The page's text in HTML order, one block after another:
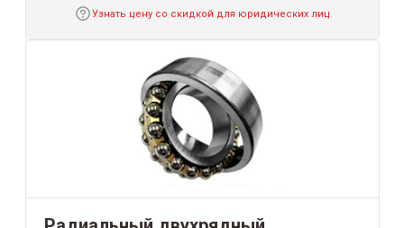
Узнать цену со скидкой для юридических лиц